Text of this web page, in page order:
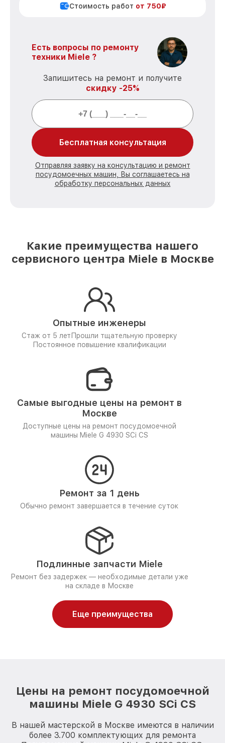
Стоимость работ от 750₽
Есть вопросы по ремонту
техники Miele ?
Запишитесь на ремонт и получите
скидку -25%
Бесплатная консультация
Отправляя заявку на консультацию и ремонт
посудомоечных машин, Вы соглашаетесь на
обработку персональных данных
Какие преимущества нашего
сервисного центра Miele в Москве
Опытные инженеры
Стаж от 5 лет Прошли тщательную проверку
Постоянное повышение квалификации
Самые выгодные цены на ремонт в
Москве
Доступные цены на ремонт посудомоечной
машины Miele G 4930 SCi CS
Ремонт за 1 день
Обычно ремонт завершается в течение суток
Подлинные запчасти Miele
Ремонт без задержек — необходимые детали уже
на складе в Москве
Еще преимущества
Цены на ремонт посудомоечной
машины Miele G 4930 SCi CS
В нашей мастерской в Москве имеются в наличии
более 3.700 комплектующих для ремонта